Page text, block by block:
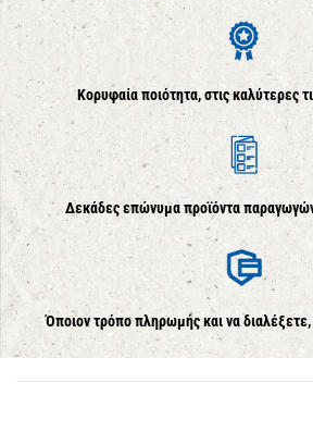
Κορυφαία ποιότητα, στις καλύτερες
Δεκάδες επώνυμα προϊόντα
Όποιον τρόπο πληρωμής και να διαλέξετε,